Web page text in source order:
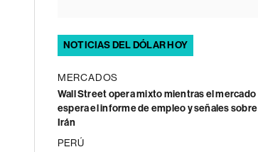
NOTICIAS DEL DÓLAR HOY
MERCADOS
Wall Street opera mixto mientras el mercado
espera el informe de empleo y señales sobre
Irán
PERÚ